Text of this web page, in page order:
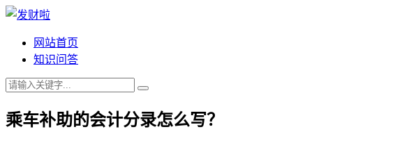
网站首页
知识问答
乘车补助的会计分录怎么写？